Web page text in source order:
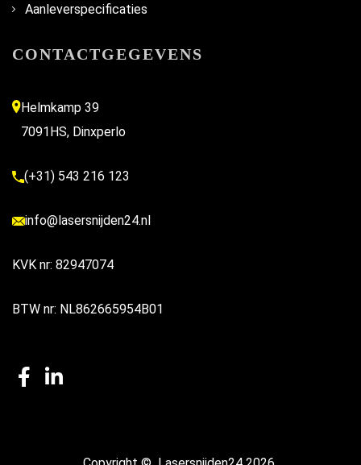
Aanleverspecificaties
CONTACTGEGEVENS
Helmkamp 39
7091HS, Dinxperlo
(+31) 543 216 123
info@lasersnijden24.nl
KVK nr: 82947074
BTW nr: NL862665954B01